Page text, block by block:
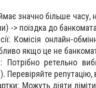
значно більше часу,
-> поїздка до
Комісія онлайн-
якщо це не
Потрібно ретельно
Перевіряйте репутацію,
Можуть діяти